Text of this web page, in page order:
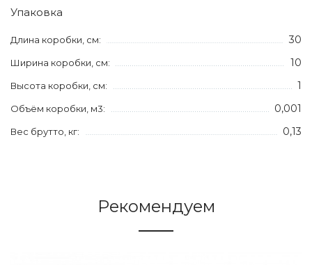
Упаковка
Длина коробки, см: 30
Ширина коробки, см: 10
Высота коробки, см: 1
Объём коробки, м3: 0,001
Вес брутто, кг: 0,13
Рекомендуем